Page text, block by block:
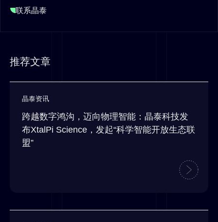
联系晶泰
推荐文章
晶泰资讯
跨越数字鸿沟，迈向物理智能：晶泰科技发
布XtalPi Science，发起“科学智能开放生态联
盟”